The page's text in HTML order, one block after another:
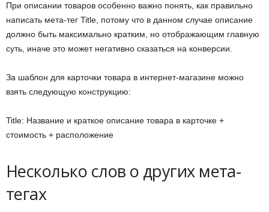
При описании товаров особенно важно понять, как правильно
написать мета-тег Title, потому что в данном случае описание
должно быть максимально кратким, но отображающим главную
суть, иначе это может негативно сказаться на конверсии.
За шаблон для карточки товара в интернет-магазине можно
взять следующую конструкцию:
Title: Название и краткое описание товара в карточке +
стоимость + расположение
Несколько слов о других мета-
тегах